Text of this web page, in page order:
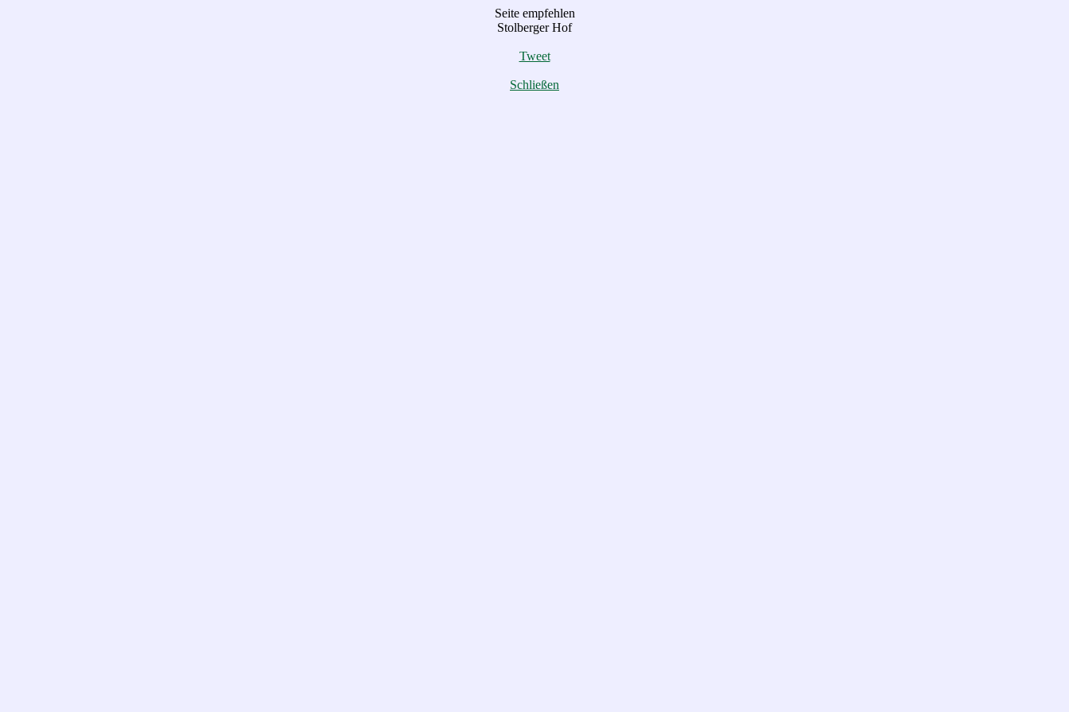
Seite empfehlen
Stolberger Hof
Tweet
Schließen